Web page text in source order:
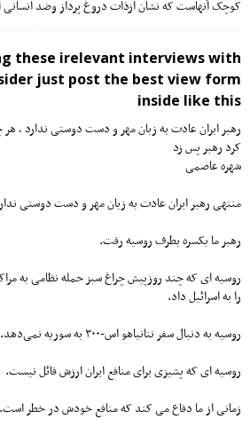
کوچک آنهاست که نشان ازذات دروغ پرداز وضد انسانی
these irelevant interviews with
just post the best view form
inside like this
رهبر ایران عادت به زبان مهر و دست دوستی ندارد ، هر
کرد رهبر پس زد
شهره عاصمی
منتهی رهبر ایران عادت به زبان مهر و دست دوستی
رهبر ما یکسره بطرف روسیه رفت.
روسیه ای که چند روزپیش چراغ سبز حمله نظامی به
را به اسرائیل داد.
روسیه به دنبال سفر نتانیاهو اس-۳۰۰ به سوریه نمی‌دهد.
روسیه ای که پشیزی برای منافع ایران ارزش قائل نیست.
زمانی از ما دفاع می کند که منافع خودش در خطر است.